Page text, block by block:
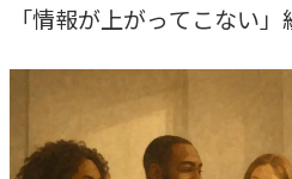
「情報が上がってこない
限委譲と雑談が教えてくれ